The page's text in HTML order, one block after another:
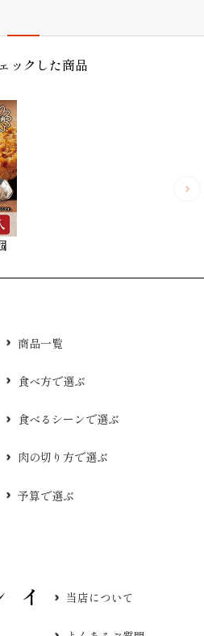
ックした商品
商品一覧
食べ方で選ぶ
食べるシーンで選ぶ
肉の切り方で選ぶ
予算で選ぶ
当店について